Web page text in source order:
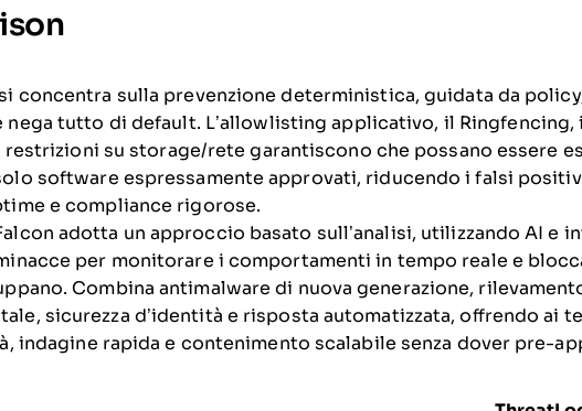
concentra sulla prevenzione deterministica, guidata da
nega tutto di default. L’allowlisting applicativo, il
restrizioni su storage/rete garantiscono che possano essere
software espressamente approvati, riducendo i falsi
e compliance rigorose.
adotta un approccio basato sull’analisi, utilizzando AI e
per monitorare i comportamenti in tempo reale e
Combina antimalware di nuova generazione,
sicurezza d’identità e risposta automatizzata, offrendo ai
indagine rapida e contenimento scalabile senza dover pre-